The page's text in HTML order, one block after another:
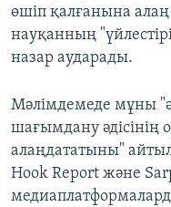
өшіп қалғанына алаң
науқанның
назар аударады.
Мәлімдемеде мұны
шағымдану
алаңдататыны"
Hook Report және